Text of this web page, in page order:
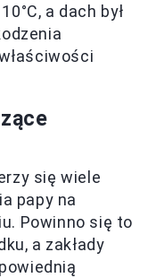
a dach był
się wiele
papy na
Powinno się to
a zakłady